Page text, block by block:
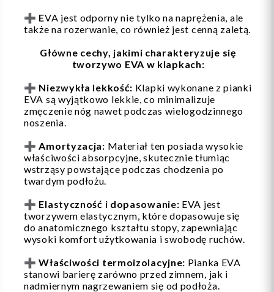
➕ EVA jest odporny nie tylko na naprężenia, ale
także na rozerwanie, co również jest cenną zaletą.
Główne cechy, jakimi charakteryzuje się
tworzywo EVA w klapkach:
➕ Niezwykła lekkość: Klapki wykonane z pianki
EVA są wyjątkowo lekkie, co minimalizuje
zmęczenie nóg nawet podczas wielogodzinnego
noszenia.
➕ Amortyzacja: Materiał ten posiada wysokie
właściwości absorpcyjne, skutecznie tłumiąc
wstrząsy powstające podczas chodzenia po
twardym podłożu.
➕ Elastyczność i dopasowanie: EVA jest
tworzywem elastycznym, które dopasowuje się
do anatomicznego kształtu stopy, zapewniając
wysoki komfort użytkowania i swobodę ruchów.
➕Właściwości termoizolacyjne: Pianka EVA
stanowi barierę zarówno przed zimnem, jak i
nadmiernym nagrzewaniem się od podłoża.